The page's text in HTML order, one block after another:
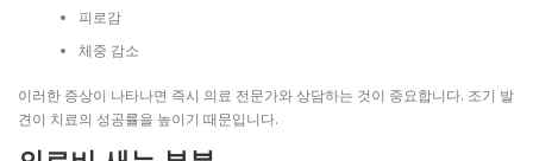
피로감
체중 감소
이러한 증상이 나타나면 즉시 의료 전문가와 상담하는 것이 중요합니다. 조기 발
견이 치료의 성공률을 높이기 때문입니다.